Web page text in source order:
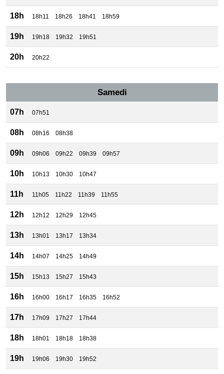
18h 18h11 18h26 18h41 18h59
19h 19h18 19h32 19h51
20h 20h22
Samedi
07h 07h51
08h 08h16 08h38
09h 09h06 09h22 09h39 09h57
10h 10h13 10h30 10h47
11h 11h05 11h22 11h39 11h55
12h 12h12 12h29 12h45
13h 13h01 13h17 13h34
14h 14h07 14h25 14h49
15h 15h13 15h27 15h43
16h 16h00 16h17 16h35 16h52
17h 17h09 17h27 17h44
18h 18h01 18h18 18h38
19h 19h06 19h30 19h52